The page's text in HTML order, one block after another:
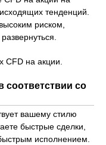
тенденций.
риском,
CFD на акции.
соответствии со
вашему стилю
быстрые сделки,
исполнением.